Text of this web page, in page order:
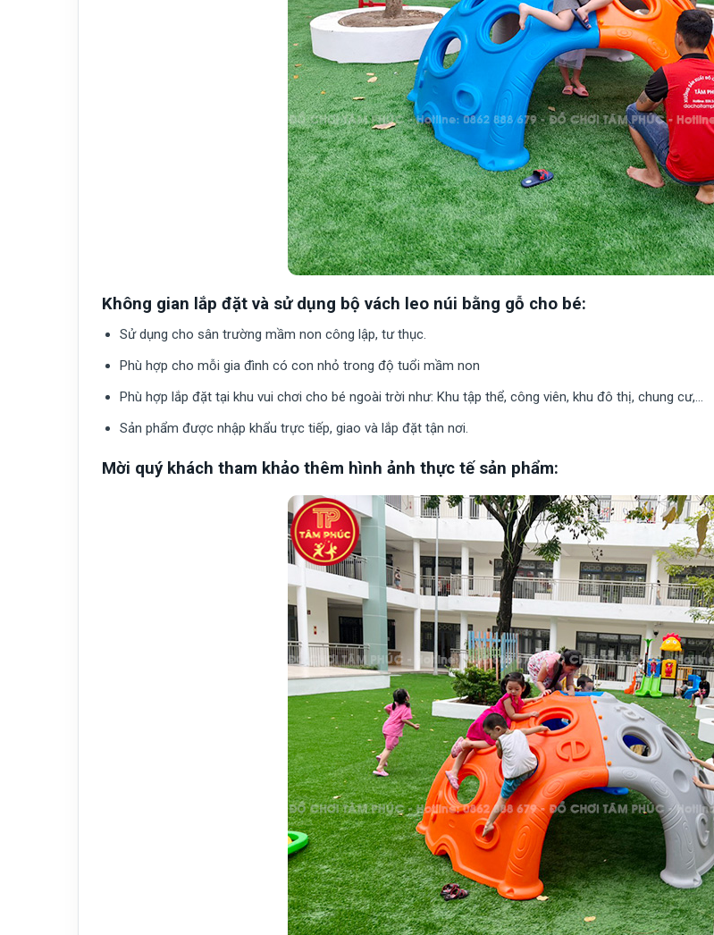
Không gian lắp đặt và sử dụng bộ vách leo núi bằng gỗ cho bé:
Sử dụng cho sân trường mầm non công lập, tư thục.
Phù hợp cho mỗi gia đình có con nhỏ trong độ tuổi mầm non
Phù hợp lắp đặt tại khu vui chơi cho bé ngoài trời như: Khu tập thể, công viên, khu đô thị, chung cư,…
Sản phẩm được nhập khẩu trực tiếp, giao và lắp đặt tận nơi.
Mời quý khách tham khảo thêm hình ảnh thực tế sản phẩm: